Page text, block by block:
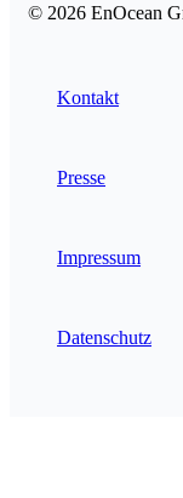
© 2026 EnOcean
Kontakt
Presse
Impressum
Datenschutz